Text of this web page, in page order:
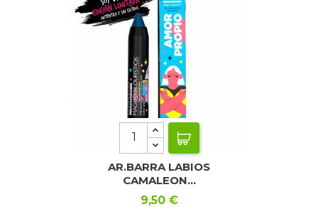
AR.BARRA LABIOS
CAMALEON...
Precio
9,50 €